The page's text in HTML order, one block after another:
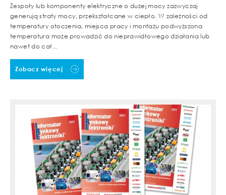
Zespoły lub komponenty elektryczne o dużej mocy zazwyczaj
generują straty mocy, przekształcane w ciepło. W zależności od
temperatury otoczenia, miejsca pracy i montażu podwyższona
temperatura może prowadzić do nieprawidłowego działania lub
nawet do cał...
Zobacz więcej